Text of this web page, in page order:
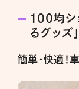
100均シ
るグッズ」
簡単・快適！